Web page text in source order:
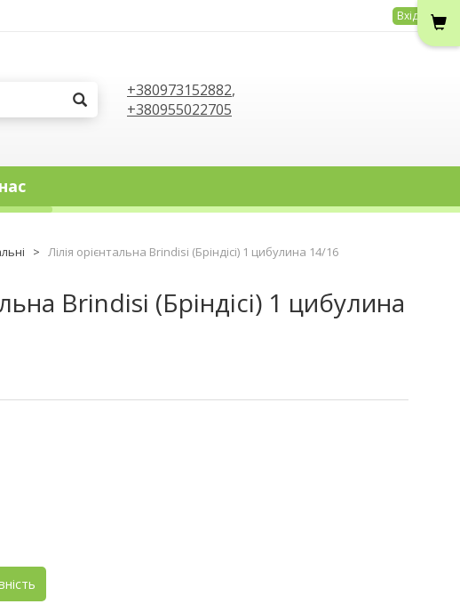
Вхід
+380973152882,
+380955022705
> Лілія орієнтальна Brindisi (Бріндісі) 1 цибулина 14/16
Brindisi (Бріндісі) 1 цибулина